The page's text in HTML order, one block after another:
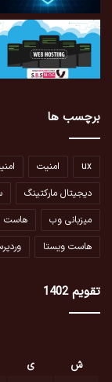
برچسب ها
ux امنیت
دیجیتال مارکتینگ
میزبانی وب
هاست
هاست ویستا
تقویم 1402
ش
ی